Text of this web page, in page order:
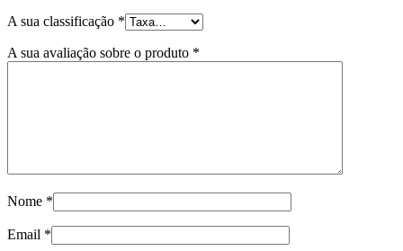
A sua classificação *
A sua avaliação sobre o produto *
Nome *
Email *